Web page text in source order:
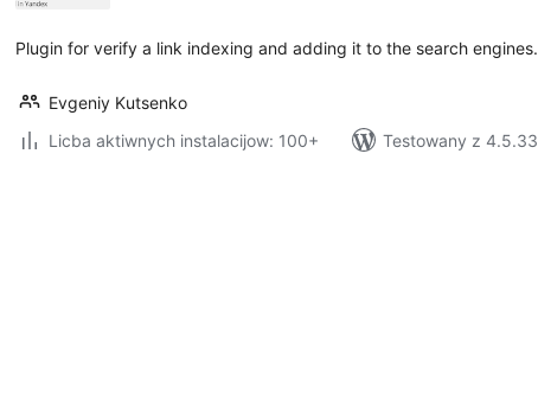
Plugin for verify a link indexing and adding it to the search engines.
Evgeniy Kutsenko
Licba aktiwnych instalacijow: 100+
Testowany z 4.5.33